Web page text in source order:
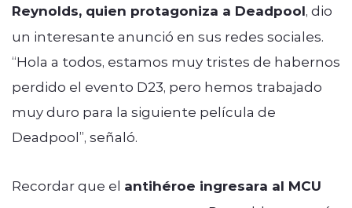
Reynolds, quien protagoniza a Deadpool, dio
un interesante anunció en sus redes sociales.
“Hola a todos, estamos muy tristes de habernos
perdido el evento D23, pero hemos trabajado
muy duro para la siguiente película de
Deadpool”, señaló.
Recordar que el antihéroe ingresara al MCU